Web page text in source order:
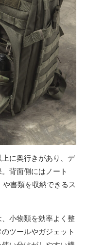
に奥行きがあり、デ
背面側にはノート
や書類を収納できるス
小物類を効率よく整
ツールやガジェット